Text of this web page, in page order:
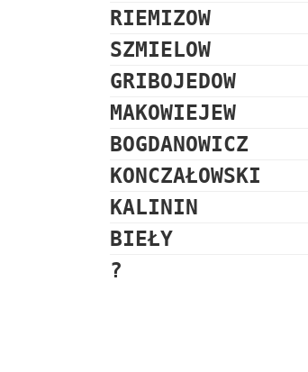
RIEMIZOW
SZMIELOW
GRIBOJEDOW
MAKOWIEJEW
BOGDANOWICZ
KONCZAŁOWSKI
KALININ
BIEŁY
?